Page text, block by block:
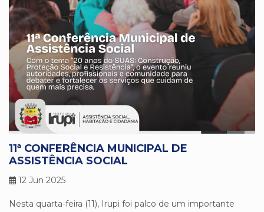
11ª CONFERÊNCIA MUNICIPAL DE
ASSISTÊNCIA SOCIAL
12 Jun 2025
Nesta quarta-feira (11), Irupi foi palco de um importante